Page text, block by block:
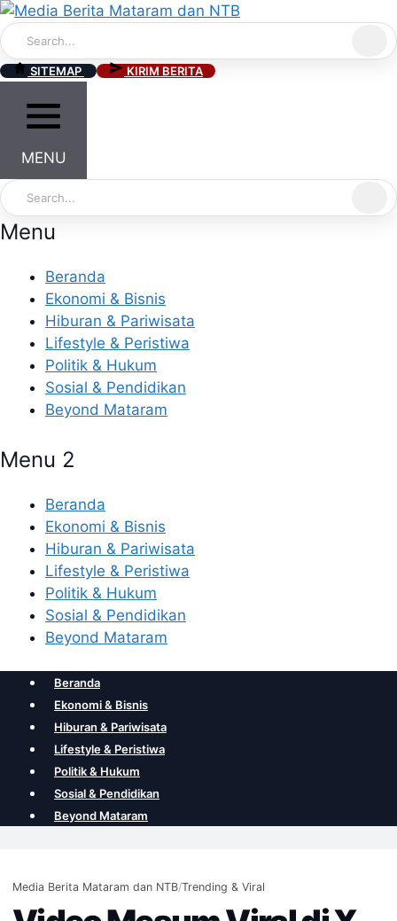
Skip
to
content
SITEMAP KIRIM BERITA
MENU
Menu
Beranda
Ekonomi & Bisnis
Hiburan & Pariwisata
Lifestyle & Peristiwa
Politik & Hukum
Sosial & Pendidikan
Beyond Mataram
Menu 2
Beranda
Ekonomi & Bisnis
Hiburan & Pariwisata
Lifestyle & Peristiwa
Politik & Hukum
Sosial & Pendidikan
Beyond Mataram
Beranda
Ekonomi & Bisnis
Hiburan & Pariwisata
Lifestyle & Peristiwa
Politik & Hukum
Sosial & Pendidikan
Beyond Mataram
Media Berita Mataram dan NTB/Trending & Viral